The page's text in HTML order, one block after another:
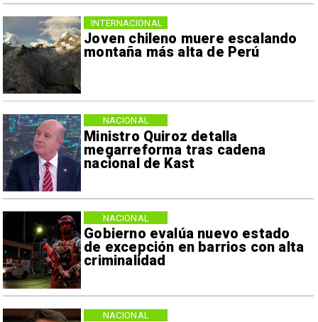
Joven chileno muere escalando
montaña más alta de Perú
INTERNACIONAL
Ministro Quiroz detalla
megarreforma tras cadena
nacional de Kast
NACIONAL
Gobierno evalúa nuevo estado
de excepción en barrios con alta
criminalidad
NACIONAL
NACIONAL